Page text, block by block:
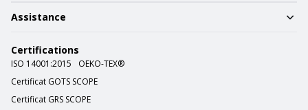
Assistance
Certifications
ISO 14001:2015
OEKO-TEX®
Certificat GOTS SCOPE
Certificat GRS SCOPE